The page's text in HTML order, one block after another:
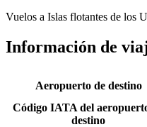
Vuelos a Islas flotantes de los
Información de
Aeropuerto de destino
Código IATA del
destino